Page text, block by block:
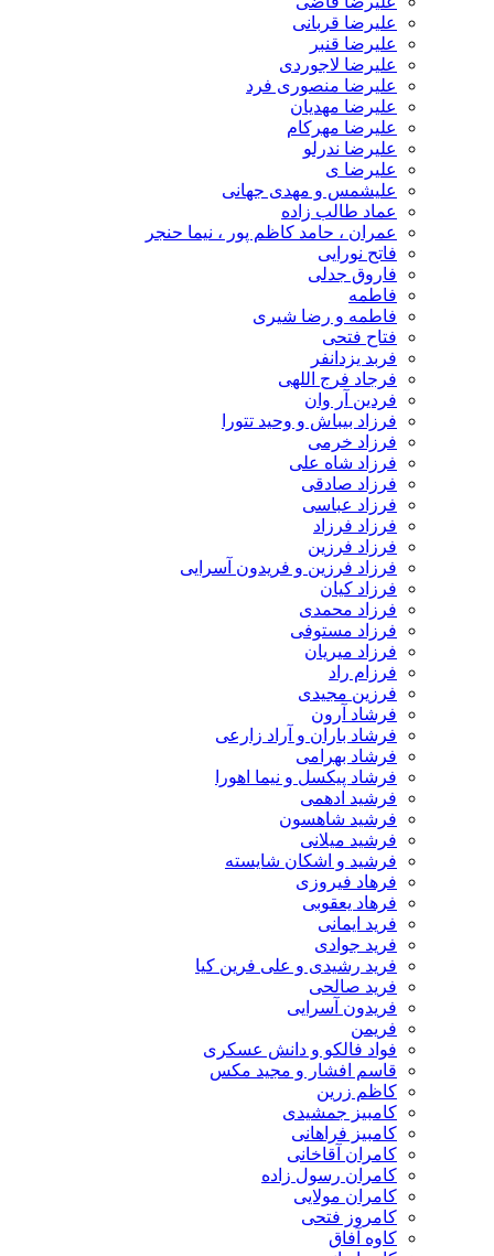
علیرضا قربانی
علیرضا قنبر
علیرضا لاجوردی
علیرضا منصوری فرد
علیرضا مهدیان
علیرضا مهرکام
علیرضا ندرلو
علیرضا ی
علیشمس و مهدی جهانی
عماد طالب زاده
عمران ، حامد کاظم پور ، نیما حنجر
فاتح نورایی
فاروق جدلی
فاطمه
فاطمه و رضا شیری
فتاح فتحی
فربد یزدانفر
فرجاد فرج اللهی
فردین آر وان
فرزاد بیباش و وحید تتورا
فرزاد خرمی
فرزاد شاه علی
فرزاد صادقی
فرزاد عباسی
فرزاد فرزاد
فرزاد فرزین
فرزاد فرزین و فریدون آسرایی
فرزاد کیان
فرزاد محمدی
فرزاد مستوفی
فرزاد میریان
فرزام راد
فرزین مجیدی
فرشاد آرون
فرشاد باران و آراد زارعی
فرشاد بهرامی
فرشاد پیکسل و نیما اهورا
فرشید ادهمی
فرشید شاهسون
فرشید میلانی
فرشید و اشکان شایسته
فرهاد فیروزی
فرهاد یعقوبی
فرید ایمانی
فرید جوادی
فرید رشیدی و علی فرین کیا
فرید صالحی
فریدون آسرایی
فریمن
فواد فالکو و دانش عسکری
قاسم افشار و مجید مکس
کاظم زرین
کامبیز جمشیدی
کامبیز فراهانی
کامران آقاخانی
کامران رسول زاده
کامران مولایی
کامروز فتحی
کاوه آفاق